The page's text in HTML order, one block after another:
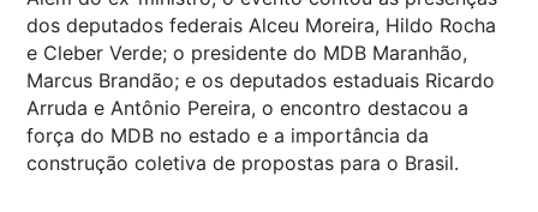
dos deputados federais Alceu Moreira, Hildo Rocha
e Cleber Verde; o presidente do MDB Maranhão,
Marcus Brandão; e os deputados estaduais Ricardo
Arruda e Antônio Pereira, o encontro destacou a
força do MDB no estado e a importância da
construção coletiva de propostas para o Brasil.